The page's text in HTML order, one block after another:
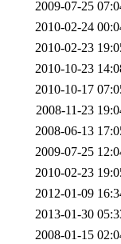
2009-07-25
2010-02-24
2010-02-23
2010-10-23
2010-10-17
2008-11-23
2008-06-13
2009-07-25
2010-02-23
2012-01-09
2013-01-30
2008-01-15